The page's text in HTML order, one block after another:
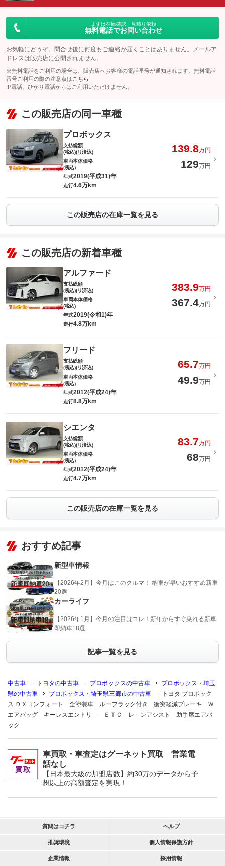
まずは在庫確認・見積り依頼
無料電話でお問い合わせ
お気軽にどうぞ。問合せ後に何度もご連絡が届くことはありません。メールア
ドレスは販売店に公開されません。
※無料電話をご利用の場合は、販売店へお客様の電話番号が通知されます。無料電話
番号ご利用の際の注意点は こちら
IP電話、ひかり電話からはご利用いただけません。
この販売店の同一車種
プロボックス
支払総額
(税込)(リ済込)
139.8万円
車両本体価格
(税込)
129万円
年式2019(平成31)年
走行4.6万km
この販売店の在庫一覧を見る
この販売店の新着車種
アルファード
支払総額
(税込)(リ済込)
383.9万円
車両本体価格
(税込)
367.4万円
年式2019(令和1)年
走行4.8万km
フリード
支払総額
(税込)(リ済込)
65.7万円
車両本体価格
(税込)
49.9万円
年式2012(平成24)年
走行8.8万km
シエンタ
支払総額
(税込)(リ済込)
83.7万円
車両本体価格
(税込)
68万円
年式2012(平成24)年
走行4.7万km
この販売店の在庫一覧を見る
おすすめ記事
新型車情報
【2026年2月】今月はこのクルマ！ 納車が早いおすすめ新車
20選
カーライフ
【2026年1月】今月の注目はコレ！新年からすぐ乗れる新車
即納車18選
記事一覧を見る
中古車 トヨタの中古車 プロボックスの中古車
プロボックス・埼玉
県の中古車
プロボックス・埼玉県三郷市の中古車
トヨタ プロボック
ス ＤＸコンフォート 全塗装車 ルーフラック付き 衝突軽減ブレーキ Ｗ
エアバッグ キーレスエントリ― ＥＴＣ レ―ンアシスト 助手席エアバ
ック
車買取・車査定はグーネット買取 営業電
話なし
【日本最大級の加盟店数】約30万のデータから予
想以上の高額査定を実現！
質問はコチラ ヘルプ
推奨環境 個人情報保護方針
企業情報 採用情報